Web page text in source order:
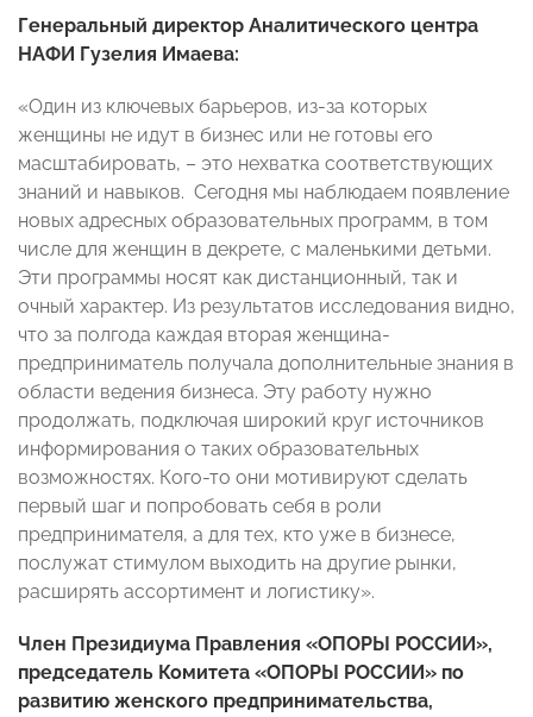
Генеральный директор Аналитического центра
НАФИ Гузелия Имаева:
«Один из ключевых барьеров, из-за которых
женщины не идут в бизнес или не готовы его
масштабировать, – это нехватка соответствующих
знаний и навыков. Сегодня мы наблюдаем появление
новых адресных образовательных программ, в том
числе для женщин в декрете, с маленькими детьми.
Эти программы носят как дистанционный, так и
очный характер. Из результатов исследования видно,
что за полгода каждая вторая женщина-
предприниматель получала дополнительные знания в
области ведения бизнеса. Эту работу нужно
продолжать, подключая широкий круг источников
информирования о таких образовательных
возможностях. Кого-то они мотивируют сделать
первый шаг и попробовать себя в роли
предпринимателя, а для тех, кто уже в бизнесе,
послужат стимулом выходить на другие рынки,
расширять ассортимент и логистику».
Член Президиума Правления «ОПОРЫ РОССИИ»,
председатель Комитета «ОПОРЫ РОССИИ» по
развитию женского предпринимательства,